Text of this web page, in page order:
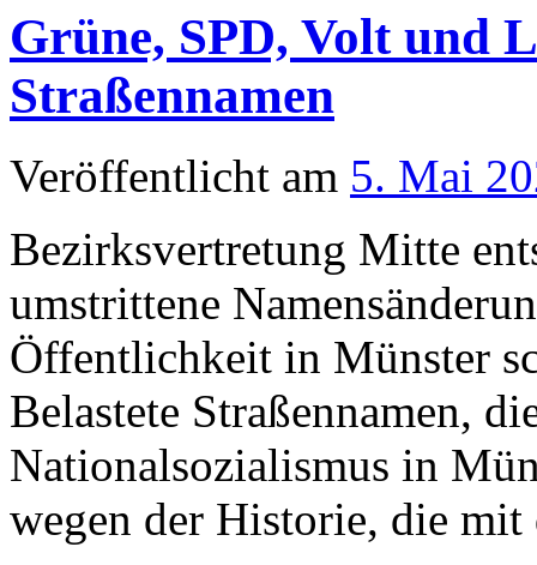
Grüne, SPD, Volt und
Straßennamen
Veröffentlicht am 5. Mai
Bezirksvertretung Mitte
umstrittene
Öffentlichkeit in Münster
Belastete Straßennamen,
Nationalsozialismus in
wegen der Historie, die